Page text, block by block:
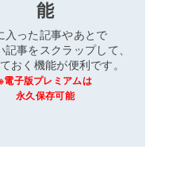
能
入った記事やあとで
記事をスクラップして、
おく機能が便利です。
電子版プレミアムは
永久保存可能